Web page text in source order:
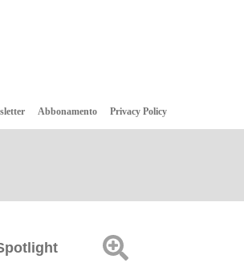
Abbonamento Privacy Policy